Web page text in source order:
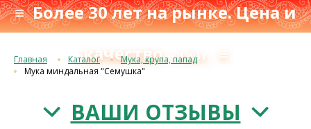
≡ Более 30 лет на рынке. Цена и
качество с 1993 г. ≡
Главная Каталог
Мука, крупа, папад
Мука миндальная "Семушка"
ВАШИ ОТЗЫВЫ